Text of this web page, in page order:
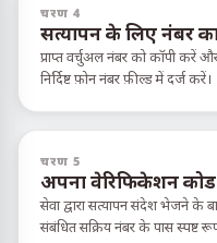
चरण 4
सत्यापन के लिए नंबर
प्राप्त वर्चुअल नंबर को कॉपी
निर्दिष्ट फ़ोन नंबर फ़ील्ड में दर्ज करें।
चरण 5
अपना वेरिफिकेशन
सेवा द्वारा सत्यापन संदेश भेजने के
संबंधित सक्रिय नंबर के पास स्पष्ट